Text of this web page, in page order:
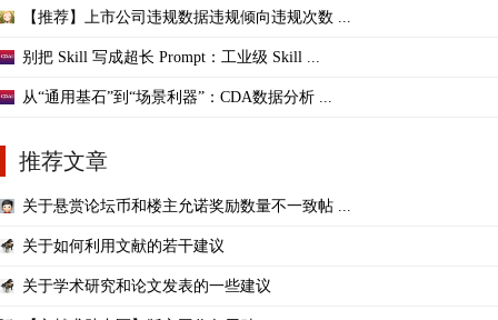
【推荐】上市公司违规数据违规倾向违规次数 ...
别把 Skill 写成超长 Prompt：工业级 Skill ...
从“通用基石”到“场景利器”：CDA数据分析 ...
推荐文章
关于悬赏论坛币和楼主允诺奖励数量不一致帖 ...
关于如何利用文献的若干建议
关于学术研究和论文发表的一些建议